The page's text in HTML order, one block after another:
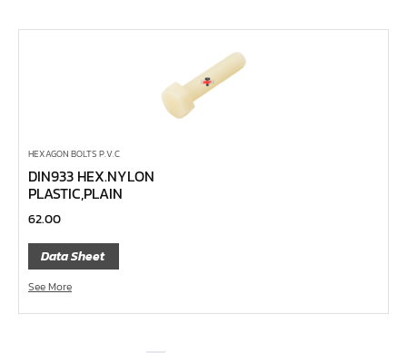
แหวน
แหวนข้าง – ปากตายข้าง
ปากตาย Unior
ไขควงอิเลคโทรนิค
ไขควงหัวบ๊อกซ์
HEXAGON BOLTS P.V.C
DIN933 HEX.NYLON
PLASTIC,PLAIN
62.00
Data Sheet
See More